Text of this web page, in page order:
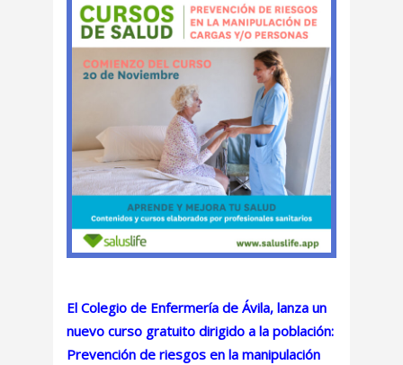
El Colegio de Enfermería de Ávila, lanza un
nuevo curso gratuito dirigido a la población:
Prevención de riesgos en la manipulación